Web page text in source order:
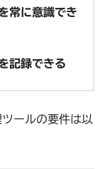
常に意識でき
記録できる
ールの要件は以